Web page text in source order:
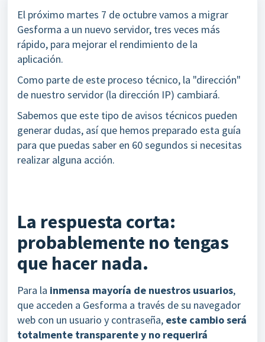
El próximo martes 7 de octubre vamos a migrar
Gesforma a un nuevo servidor, tres veces más
rápido, para mejorar el rendimiento de la
aplicación.
Como parte de este proceso técnico, la "dirección"
de nuestro servidor (la dirección IP) cambiará.
Sabemos que este tipo de avisos técnicos pueden
generar dudas, así que hemos preparado esta guía
para que puedas saber en 60 segundos si necesitas
realizar alguna acción.
La respuesta corta:
probablemente no tengas
que hacer nada.
Para la inmensa mayoría de nuestros usuarios,
que acceden a Gesforma a través de su navegador
web con un usuario y contraseña, este cambio será
totalmente transparente y no requerirá